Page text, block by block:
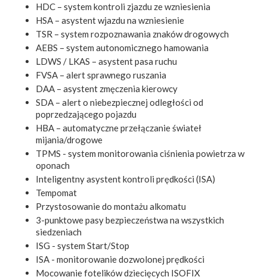
HDC – system kontroli zjazdu ze wzniesienia
HSA – asystent wjazdu na wzniesienie
TSR – system rozpoznawania znaków drogowych
AEBS – system autonomicznego hamowania
LDWS / LKAS – asystent pasa ruchu
FVSA – alert sprawnego ruszania
DAA – asystent zmęczenia kierowcy
SDA – alert o niebezpiecznej odległości od
poprzedzającego pojazdu
HBA – automatyczne przełączanie świateł
mijania/drogowe
TPMS - system monitorowania ciśnienia powietrza w
oponach
Inteligentny asystent kontroli prędkości (ISA)
Tempomat
Przystosowanie do montażu alkomatu
3-punktowe pasy bezpieczeństwa na wszystkich
siedzeniach
ISG - system Start/Stop
ISA - monitorowanie dozwolonej prędkości
Mocowanie fotelików dziecięcych ISOFIX